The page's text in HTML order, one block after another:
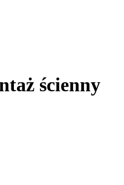
ścienny